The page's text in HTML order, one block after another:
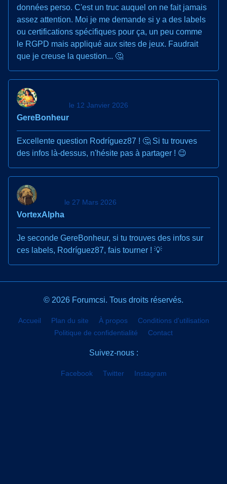
données perso. C'est un truc auquel on ne fait jamais
assez attention. Moi je me demande si y a des labels
ou certifications spécifiques pour ça, un peu comme
le RGPD mais appliqué aux sites de jeux. Faudrait
que je creuse la question... 🤔
GereBonheur
le 12 Janvier 2026
Excellente question Rodríguez87 ! 🤔 Si tu trouves
des infos là-dessus, n'hésite pas à partager ! 😉
VortexAlpha
le 27 Mars 2026
Je seconde GereBonheur, si tu trouves des infos sur
ces labels, Rodríguez87, fais tourner ! 💡
© 2026 Forumcsi. Tous droits réservés.
Accueil Plan du site À propos
Conditions d'utilisation
Politique de confidentialité
Contact
Suivez-nous :
Facebook Twitter Instagram